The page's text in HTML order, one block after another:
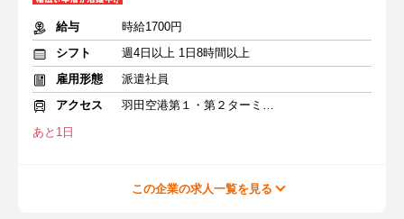
給与
時給1700円
シフト
週4日以上 1日8時間以上
雇用形態
派遣社員
アクセス
羽田空港第１・第２ターミナル(京急)駅 徒歩3分
あと1日
この企業の求人一覧を見る